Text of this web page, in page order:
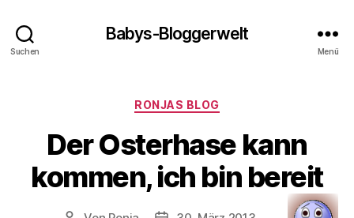
Suchen
Babys-Bloggerwelt
Menü
Kategorien
RONJAS BLOG
Der Osterhase kann
kommen, ich bin bereit